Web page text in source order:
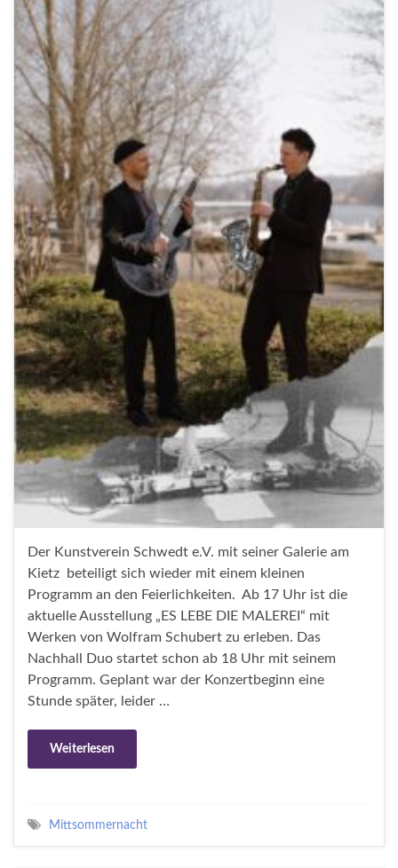
Der Kunstverein Schwedt e.V. mit seiner Galerie am
Kietz beteiligt sich wieder mit einem kleinen
Programm an den Feierlichkeiten. Ab 17 Uhr ist die
aktuelle Ausstellung „ES LEBE DIE MALEREI“ mit
Werken von Wolfram Schubert zu erleben. Das
Nachhall Duo startet schon ab 18 Uhr mit seinem
Programm. Geplant war der Konzertbeginn eine
Stunde später, leider …
Weiterlesen
Mittsommernacht